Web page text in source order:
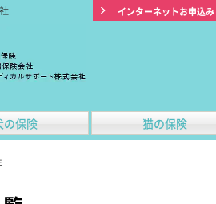
インターネットお申込み
の保険 猫の保険